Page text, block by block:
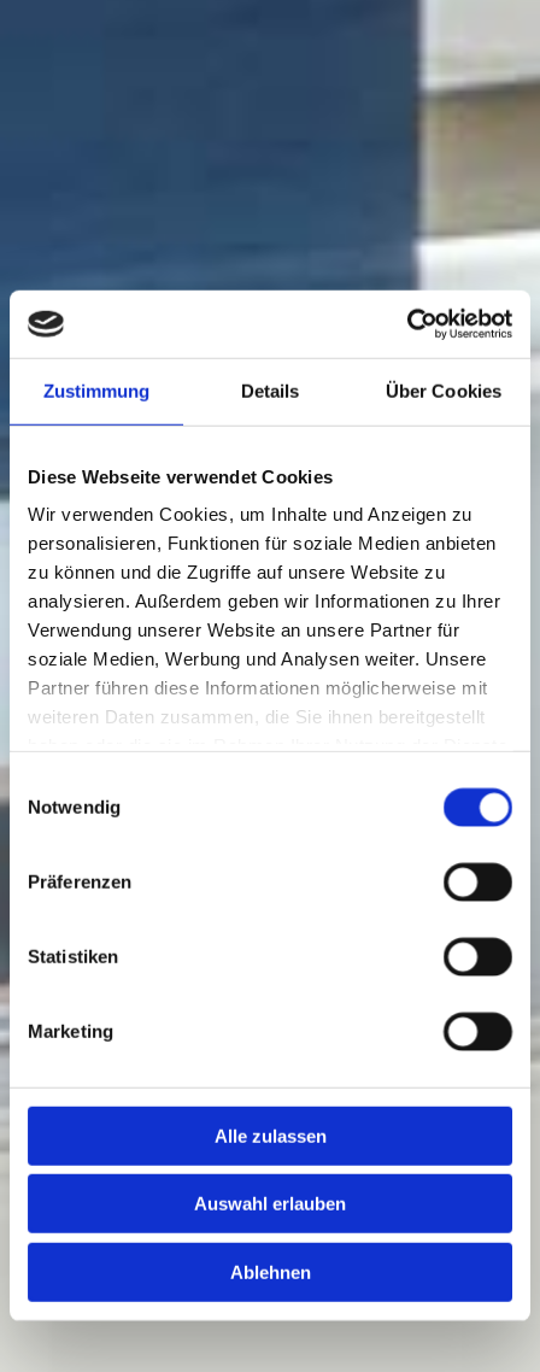
Zustimmung Details Über Cookies
Diese Webseite verwendet Cookies
Wir verwenden Cookies, um Inhalte und Anzeigen zu
personalisieren, Funktionen für soziale Medien anbieten
zu können und die Zugriffe auf unsere Website zu
analysieren. Außerdem geben wir Informationen zu Ihrer
Verwendung unserer Website an unsere Partner für
soziale Medien, Werbung und Analysen weiter. Unsere
Partner führen diese Informationen möglicherweise mit
weiteren Daten zusammen, die Sie ihnen bereitgestellt
Notwendig
Präferenzen
Statistiken
Marketing
Alle zulassen
Auswahl erlauben
Ablehnen